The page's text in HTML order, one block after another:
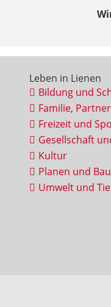
Leben in Lienen
Bildung und
Familie,
Freizeit und
Gesellschaft
Kultur
Planen und
Umwelt und